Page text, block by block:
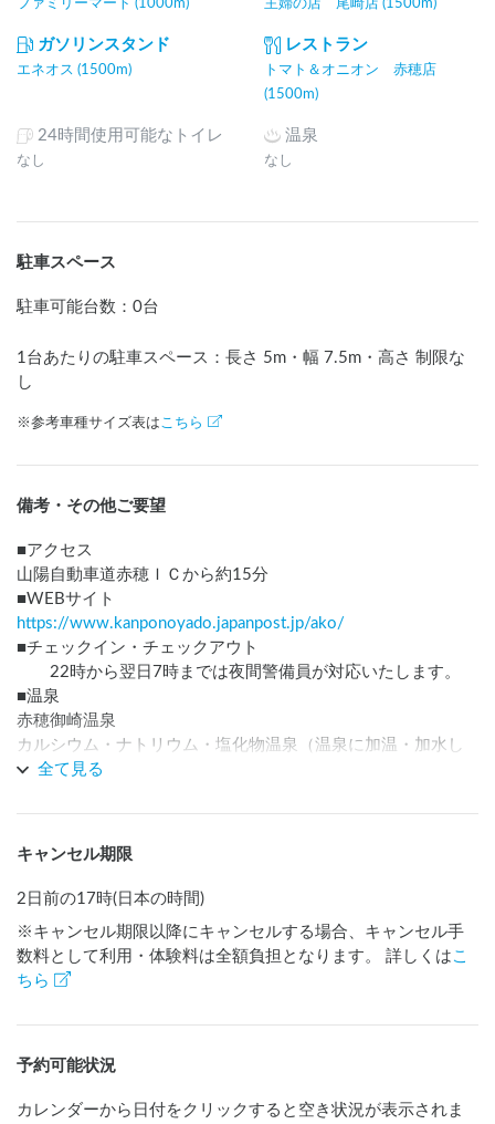
ガソリンスタンド
エネオス (1500m)
レストラン
トマト＆オニオン 赤穂店
(1500m)
24時間使用可能なトイレ
なし
温泉
なし
駐車スペース
駐車可能台数 ： 0台
1台あたりの駐車スペース：長さ 5m ・幅 7.5m ・高さ 制限な
し
※参考車種サイズ表は こちら
備考・その他ご要望
■アクセス
山陽自動車道赤穂ＩＣから約15分
https://www.kanponoyado.japanpost.jp/ako/
■チェックイン・チェックアウト
22時から翌日7時までは夜間警備員が対応いたします。
■温泉
赤穂御崎温泉
カルシウム・ナトリウム・塩化物温泉（温泉に加温・加水し
ております）
大人 1,000円（土日祝1,200円）
子供 700円　（土日祝　900円）
フェイスタオルレンタル 200円、バスタオルレンタル 200円
■入浴時間
15:00～23:00（受付は20:00まで）
■館内の宿泊予約
ご利用日の6か月前の月の初日から、お電話等でご予約いただ
ご予約方法は、お電話、インターネット及びフロントでの予
■旅館・ホテル食事
全て見る
キャンセル期限
2日前の17時(日本の時間)
※キャンセル期限以降にキャンセルする場合、キャンセル手
数料として利用・体験料は全額負担となります。 詳しくは こ
ちら
予約可能状況
カレンダーから日付をクリックすると空き状況が表示されま